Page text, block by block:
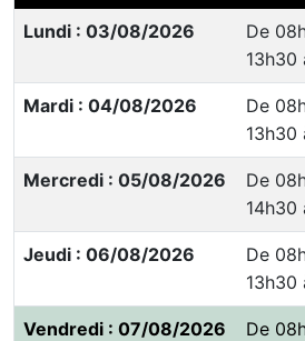
Lundi : 03/08/2026
De
13h30
Mardi : 04/08/2026
De
13h30
Mercredi : 05/08/2026
De
14h30
Jeudi : 06/08/2026
De
13h30
Vendredi : 07/08/2026 De